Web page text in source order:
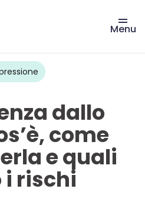
Menu
dallo
come
e quali
i rischi